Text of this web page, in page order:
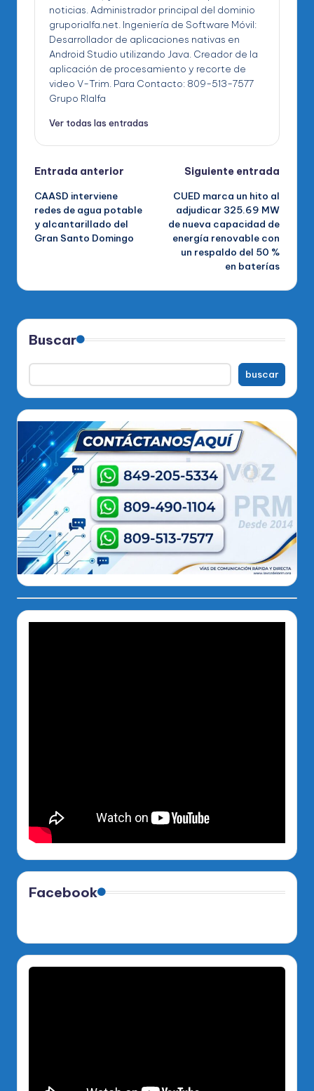
noticias. Administrador principal del dominio
gruporialfa.net. Ingeniería de Software Móvil:
Desarrollador de aplicaciones nativas en
Android Studio utilizando Java. Creador de la
aplicación de procesamiento y recorte de
video V-Trim. Para Contacto: 809-513-7577
Grupo RIalfa
Ver todas las entradas
Navegación
de
entradas
Entrada anterior
CAASD interviene
redes de agua potable
y alcantarillado del
Gran Santo Domingo
Siguiente entrada
CUED marca un hito al
adjudicar 325.69 MW
de nueva capacidad de
energía renovable con
un respaldo del 50 %
en baterías
Buscar
buscar
Facebook